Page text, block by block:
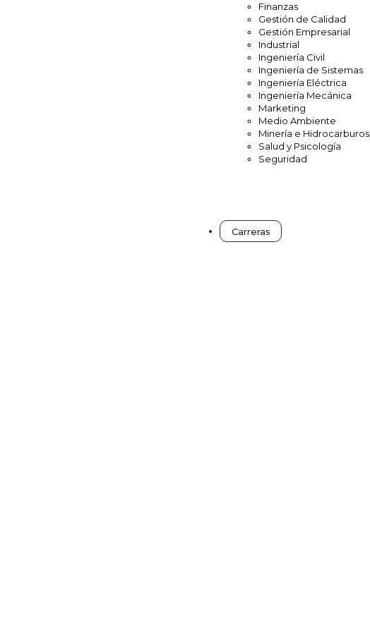
Finanzas
Gestión de Calidad
Gestión Empresarial
Industrial
Ingeniería Civil
Ingeniería de Sistemas
Ingeniería Eléctrica
Ingeniería Mecánica
Marketing
Medio Ambiente
Minería e Hidrocarburos
Salud y Psicología
Seguridad
Carreras